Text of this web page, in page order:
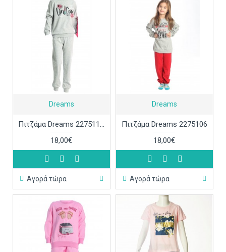
Dreams
Πιτζάμα Dreams 2275117-1
18,00€
Αγορά τώρα
Dreams
Πιτζάμα Dreams 2275106
18,00€
Αγορά τώρα